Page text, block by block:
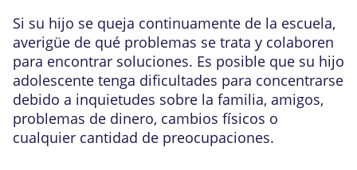
Si su hijo se queja continuamente de la escuela,
averigüe de qué problemas se trata y colaboren
para encontrar soluciones. Es posible que su hijo
adolescente tenga dificultades para concentrarse
debido a inquietudes sobre la familia, amigos,
problemas de dinero, cambios físicos o
cualquier cantidad de preocupaciones.